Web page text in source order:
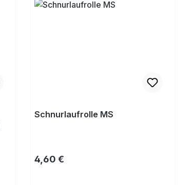
Schnurlaufrolle MS
Regulärer Preis:
4,60 €